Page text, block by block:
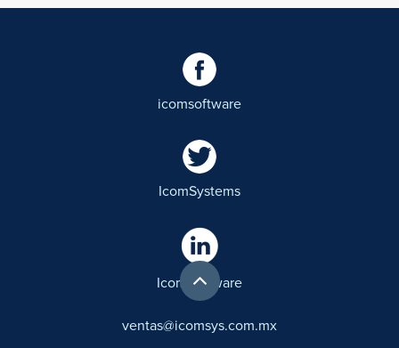
icomsoftware
IcomSystems
IcomSoftware
ventas@icomsys.com.mx